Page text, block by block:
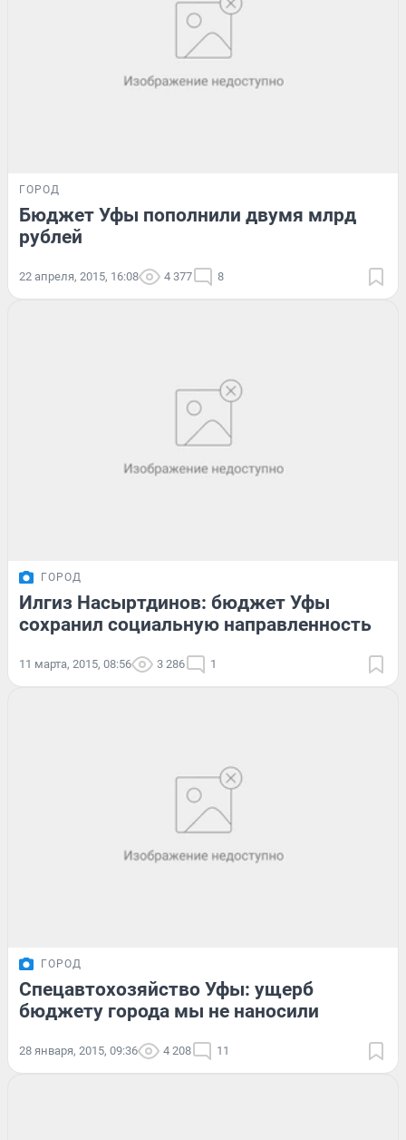
ГОРОД
Бюджет Уфы пополнили двумя млрд
рублей
22 апреля, 2015, 16:08 4 377 8
ГОРОД
Илгиз Насыртдинов: бюджет Уфы
сохранил социальную направленность
11 марта, 2015, 08:56 3 286 1
ГОРОД
Спецавтохозяйство Уфы: ущерб
бюджету города мы не наносили
28 января, 2015, 09:36 4 208 11